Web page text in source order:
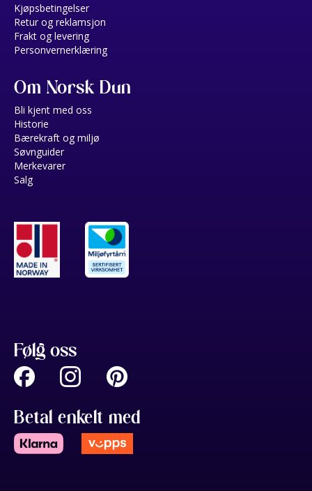
Kjøpsbetingelser
Retur og reklamsjon
Frakt og levering
Personvernerklæring
Om Norsk Dun
Bli kjent med oss
Historie
Bærekraft og miljø
Søvnguider
Merkevarer
Salg
Følg oss
Betal enkelt med